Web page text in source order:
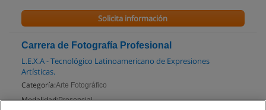
Solicita información
Carrera de Fotografía Profesional
L.E.X.A - Tecnológico Latinoamericano de Expresiones
Artísticas.
Categoría:Arte Fotográfico
Modalidad:Presencial